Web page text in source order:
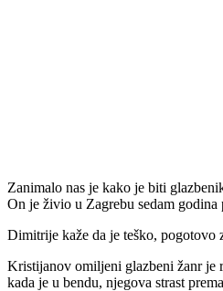
Zanimalo nas je kako je biti
On je živio u Zagrebu sedam
Dimitrije kaže da je teško, pogotovo
Kristijanov omiljeni glazbeni žanr je
kada je u bendu, njegova strast